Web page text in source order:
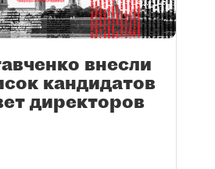
внесли
кандидатов
директоров